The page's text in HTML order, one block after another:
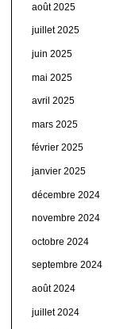
août 2025
juillet 2025
juin 2025
mai 2025
avril 2025
mars 2025
février 2025
janvier 2025
décembre 2024
novembre 2024
octobre 2024
septembre 2024
août 2024
juillet 2024